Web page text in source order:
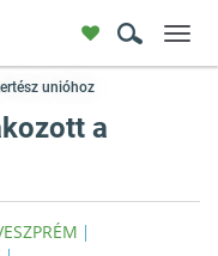
unióhoz
a